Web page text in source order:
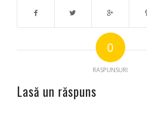
0
RASPUNSURI
Lasă un răspuns